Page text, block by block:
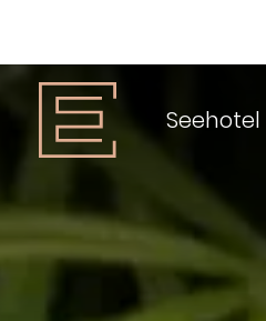
Seehotel